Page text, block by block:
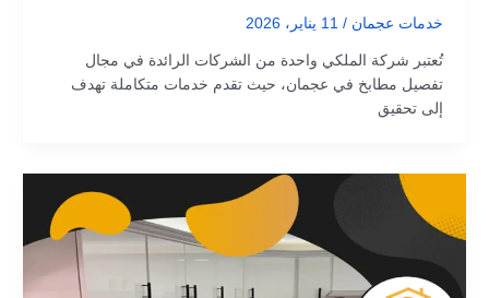
خدمات عجمان / 11 يناير، 2026
تُعتبر شركة الملكي واحدة من الشركات الرائدة في مجال
تفصيل مطابخ في عجمان، حيث تقدم خدمات متكاملة تهدف
إلى تحقيق